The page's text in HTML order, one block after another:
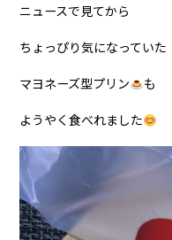
ニュースで見てから
ちょっぴり気になっていた
マヨネーズ型プリン も
ようやく食べれました